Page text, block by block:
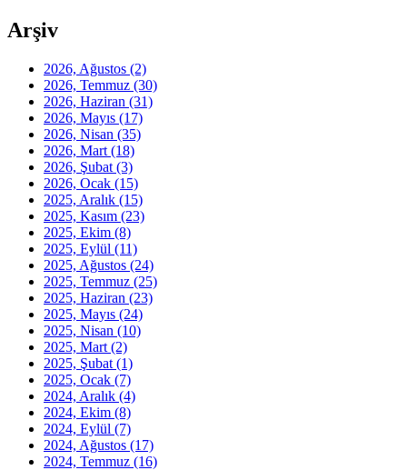
Arşiv
2026, Ağustos (2)
2026, Temmuz (30)
2026, Haziran (31)
2026, Mayıs (17)
2026, Nisan (35)
2026, Mart (18)
2026, Şubat (3)
2026, Ocak (15)
2025, Aralık (15)
2025, Kasım (23)
2025, Ekim (8)
2025, Eylül (11)
2025, Ağustos (24)
2025, Temmuz (25)
2025, Haziran (23)
2025, Mayıs (24)
2025, Nisan (10)
2025, Mart (2)
2025, Şubat (1)
2025, Ocak (7)
2024, Aralık (4)
2024, Ekim (8)
2024, Eylül (7)
2024, Ağustos (17)
2024, Temmuz (16)